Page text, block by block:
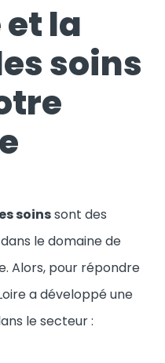
la
soins
soinssont des
le domaine de
Alors, pour répondre
a développé une
le secteur :